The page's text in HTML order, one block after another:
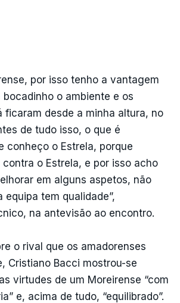
por isso tenho a vantagem
o ambiente e os
ficaram desde a minha altura, no
de tudo isso, o que é
conheço o Estrela, porque
o Estrela, e por isso acho
em alguns aspetos, não
equipa tem qualidade”,
na antevisão ao encontro.
o rival que os amadorenses
Cristiano Bacci mostrou-se
virtudes de um Moreirense “com
e, acima de tudo, “equilibrado”.